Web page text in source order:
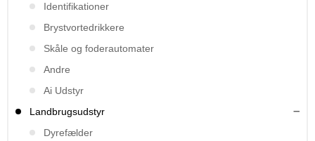
Identifikationer
Brystvortedrikkere
Skåle og foderautomater
Andre
Ai Udstyr
Landbrugsudstyr
Dyrefælder